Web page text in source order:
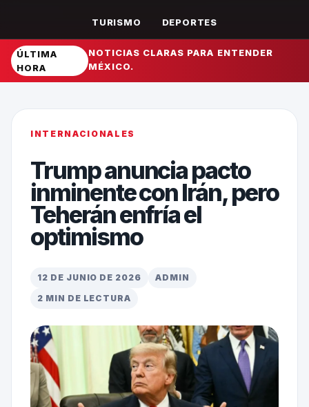
TURISMO DEPORTES
ÚLTIMA
HORA
NOTICIAS CLARAS PARA ENTENDER
MÉXICO.
INTERNACIONALES
Trump anuncia pacto
inminente con Irán, pero
Teherán enfría el
optimismo
12 DE JUNIO DE 2026
ADMIN
2 MIN DE LECTURA